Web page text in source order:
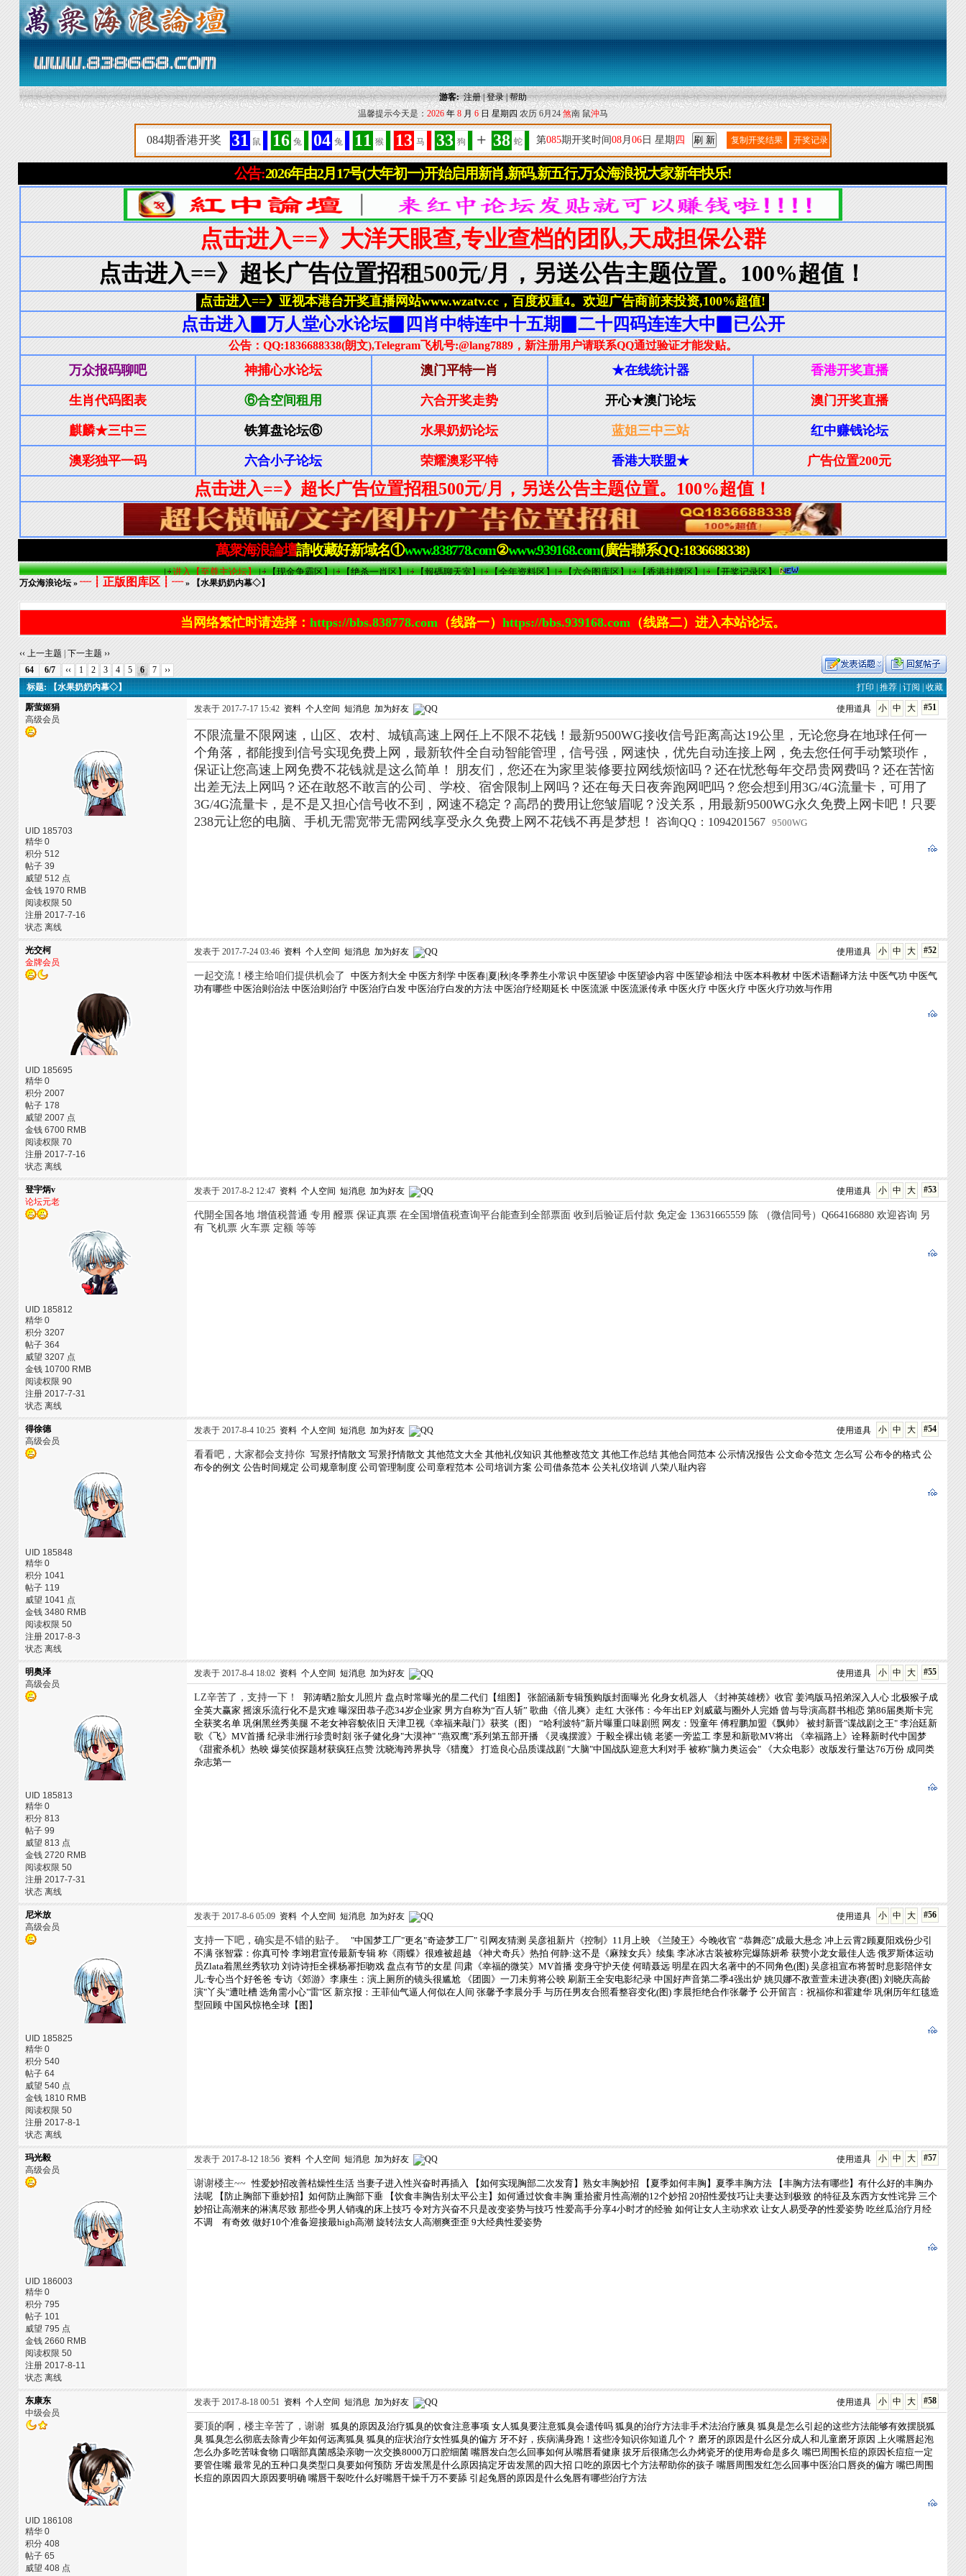
游客:注册|登录|帮助
温馨提示今天是： 2026年 8月 6日 星期四 农历 6月24 煞南 鼠沖马
万众海浪论坛» ┈┋正版图库区┋┈» 【水果奶奶内幕◇】
当网络繁忙时请选择： https://bbs.838778.com（线路一） https://bbs.939168.com（线路二）进入本站论坛。
‹‹ 上一主题
下一主题 ››
64
6/7 ‹‹ 1 2 3 4 5 6 7
››
打印
推荐| 订阅 收藏
标题: 【水果奶奶内幕◇】
厮萤姬狷
高级会员
UID 185703
精华 0
积分 512
帖子 39
威望 512 点
金钱 1970 RMB
阅读权限 50
注册 2017-7-16
状态 离线
#51
大
中
小
使用道具
发表于 2017-7-17 15:42 资料 个人空间 短消息 加为好友
不限流量不限网速，山区、农村、城镇高速上网任上不限不花钱！最新9500WG接收信号距离高达19公里，无论您身在地球任何一
个角落，都能搜到信号实现免费上网，最新软件全自动智能管理，信号强，网速快，优先自动连接上网，免去您任何手动繁琐作，
保证让您高速上网免费不花钱就是这么简单！
朋友们，您还在为家里装修要拉网线烦恼吗？还在忧愁每年交昂贵网费吗？还在苦恼
出差无法上网吗？还在敢怒不敢言的公司、学校、宿舍限制上网吗？还在每天日夜奔跑网吧吗？您会想到用3G/4G流量卡，可用了
3G/4G流量卡，是不是又担心信号收不到，网速不稳定？高昂的费用让您皱眉呢？没关系，用最新9500WG永久免费上网卡吧！只要
238元让您的电脑、手机无需宽带无需网线享受永久免费上网不花钱不再是梦想！
咨询QQ：1094201567 9500WG
光交柯
金牌会员
UID 185695
精华 0
积分 2007
帖子 178
威望 2007 点
金钱 6700 RMB
阅读权限 70
注册 2017-7-16
状态 离线
#52
大
中
小
使用道具
发表于 2017-7-24 03:46 资料 个人空间 短消息 加为好友
一起交流！楼主给咱们提供机会了 中医方剂大全 中医方剂学 中医春|夏|秋|冬季养生小常识 中医望诊 中医望诊内容 中医望诊相法 中医本科教材 中医术语翻译方法 中医气功 中医气
功有哪些 中医治则治法 中医治则治疗 中医治疗白发 中医治疗白发的方法 中医治疗经期延长 中医流派 中医流派传承 中医火疗 中医火疗 中医火疗功效与作用
登宇炳v
论坛元老
UID 185812
精华 0
积分 3207
帖子 364
威望 3207 点
金钱 10700 RMB
阅读权限 90
注册 2017-7-31
状态 离线
#53
大
中
小
使用道具
发表于 2017-8-2 12:47 资料 个人空间 短消息 加为好友
代開全国各地 增值税普通 专用 醱票 保证真票 在全国增值税查询平台能查到全部票面 收到后验证后付款 免定金 13631665559 陈 （微信同号）Q664166880 欢迎咨询 另
有 飞机票 火车票 定额 等等
得徐德
高级会员
UID 185848
精华 0
积分 1041
帖子 119
威望 1041 点
金钱 3480 RMB
阅读权限 50
注册 2017-8-3
状态 离线
#54
大
中
小
使用道具
发表于 2017-8-4 10:25 资料 个人空间 短消息 加为好友
看看吧，大家都会支持你 写景抒情散文 写景抒情散文 其他范文大全 其他礼仪知识 其他整改范文 其他工作总结 其他合同范本 公示情况报告 公文命令范文 怎么写 公布令的格式 公
布令的例文 公告时间规定 公司规章制度 公司管理制度 公司章程范本 公司培训方案 公司借条范本 公关礼仪培训 八荣八耻内容
明奥泽
高级会员
UID 185813
精华 0
积分 813
帖子 99
威望 813 点
金钱 2720 RMB
阅读权限 50
注册 2017-7-31
状态 离线
#55
大
中
小
使用道具
发表于 2017-8-4 18:02 资料 个人空间 短消息 加为好友
LZ辛苦了，支持一下！ 郭涛晒2胎女儿照片 盘点时常曝光的星二代们【组图】 张韶涵新专辑预购版封面曝光 化身女机器人 《封神英雄榜》收官 姜鸿版马招弟深入人心 北极猴子成
全英大赢家 摇滚乐流行化不是灾难 曝深田恭子恋34岁企业家 男方自称为“百人斩” 歌曲《倍儿爽》走红 大张伟：今年出EP 刘威葳与圈外人完婚 曾与导演高群书相恋 第86届奥斯卡完
全获奖名单 巩俐黑丝秀美腿 不老女神容貌依旧 天津卫视《幸福来敲门》获奖（图） “哈利波特”新片曝重口味剧照 网友：毁童年 傅程鹏加盟《飘帅》 被封新晋"谍战剧之王" 李治廷新
歌《飞》MV首播 纪录非洲行珍贵时刻 张子健化身"大漠神" "燕双鹰"系列第五部开播 《灵魂摆渡》于毅全裸出镜 老婆一旁监工 李昱和新歌MV将出 《幸福路上》诠释新时代中国梦
《甜蜜杀机》热映 爆笑侦探题材获疯狂点赞 沈晓海跨界执导《猎魔》 打造良心品质谍战剧 "大脑"中国战队迎意大利对手 被称"脑力奥运会"
《大众电影》改版发行量达76万份 成同类
杂志第一
尼米放
高级会员
UID 185825
精华 0
积分 540
帖子 64
威望 540 点
金钱 1810 RMB
阅读权限 50
注册 2017-8-1
状态 离线
#56
大
中
小
使用道具
发表于 2017-8-6 05:09 资料 个人空间 短消息 加为好友
支持一下吧，确实是不错的贴子。 "中国梦工厂"更名"奇迹梦工厂" 引网友猜测 吴彦祖新片《控制》11月上映 《兰陵王》今晚收官 “恭舞恋”成最大悬念 冲上云霄2顾夏阳戏份少引
不满 张智霖：你真可怜 李翊君宣传最新专辑 称《雨蝶》很难被超越 《神犬奇兵》热拍 何静:这不是《麻辣女兵》续集 李冰冰古装被称完爆陈妍希 获赞小龙女最佳人选 俄罗斯体运动
员Zlata着黑丝秀软功 刘诗诗拒全裸杨幂拒吻戏 盘点有节的女星 闫肃《幸福的微笑》MV首播 变身守护天使 何晴聂远 明星在四大名著中的不同角色(图) 吴彦祖宣布将暂时息影陪伴女
儿:专心当个好爸爸 专访《郊游》李康生：演上厕所的镜头很尴尬 《团圆》一刀未剪将公映 刷新王全安电影纪录 中国好声音第二季4强出炉 姚贝娜不敌萱萱未进决赛(图) 刘晓庆高龄
演"丫头"遭吐槽 选角需小心"雷"区 新京报：王菲仙气逼人何似在人间 张馨予李晨分手 与历任男友合照看整容变化(图) 李晨拒绝合作张馨予 公开留言：祝福你和霍建华 巩俐历年红毯造
型回顾 中国风惊艳全球【图】
玛光毅
高级会员
UID 186003
精华 0
积分 795
帖子 101
威望 795 点
金钱 2660 RMB
阅读权限 50
注册 2017-8-11
状态 离线
#57
大
中
小
使用道具
发表于 2017-8-12 18:56 资料 个人空间 短消息 加为好友
谢谢楼主~~ 性爱妙招改善枯燥性生活 当妻子进入性兴奋时再插入 【如何实现胸部二次发育】熟女丰胸妙招 【夏季如何丰胸】夏季丰胸方法
【丰胸方法有哪些】有什么好的丰胸办
法呢
【防止胸部下垂妙招】如何防止胸部下垂 【饮食丰胸告别太平公主】如何通过饮食丰胸 重拾蜜月性高潮的12个妙招 20招性爱技巧让夫妻达到极致 的特征及东西方女性诧异 三个
妙招让高潮来的淋漓尽致 那些令男人销魂的床上技巧 令对方兴奋不只是改变姿势与技巧 性爱高手分享4小时才的经验 如何让女人主动求欢 让女人易受孕的性爱姿势 吃丝瓜治疗月经
不调 有奇效 做好10个准备迎接最high高潮 旋转法女人高潮爽歪歪 9大经典性爱姿势
东康东
中级会员
UID 186108
精华 0
积分 408
帖子 65
威望 408 点
#58
大
中
小
使用道具
发表于 2017-8-18 00:51 资料 个人空间 短消息 加为好友
要顶的啊，楼主辛苦了，谢谢 狐臭的原因及治疗狐臭的饮食注意事项 女人狐臭要注意狐臭会遗传吗 狐臭的治疗方法非手术法治疗腋臭 狐臭是怎么引起的这些方法能够有效摆脱狐
臭 狐臭怎么彻底去除青少年如何远离狐臭 狐臭的症状治疗女性狐臭的偏方 牙不好，疾病满身跑！这些冷知识你知道几个？ 磨牙的原因是什么区分成人和儿童磨牙原因 上火嘴唇起泡
怎么办多吃苦味食物 口咽部真菌感染亲吻一次交换8000万口腔细菌 嘴唇发白怎么回事如何从嘴唇看健康 拔牙后很痛怎么办烤瓷牙的使用寿命是多久 嘴巴周围长痘的原因长痘痘一定
要管住嘴 最常见的五种口臭类型口臭要如何预防 牙齿发黑是什么原因搞定牙齿发黑的四大招 口吃的原因七个方法帮助你的孩子 嘴唇周围发红怎么回事中医治口唇炎的偏方 嘴巴周围
长痘的原因四大原因要明确 嘴唇干裂吃什么好嘴唇干燥千万不要舔 引起兔唇的原因是什么兔唇有哪些治疗方法